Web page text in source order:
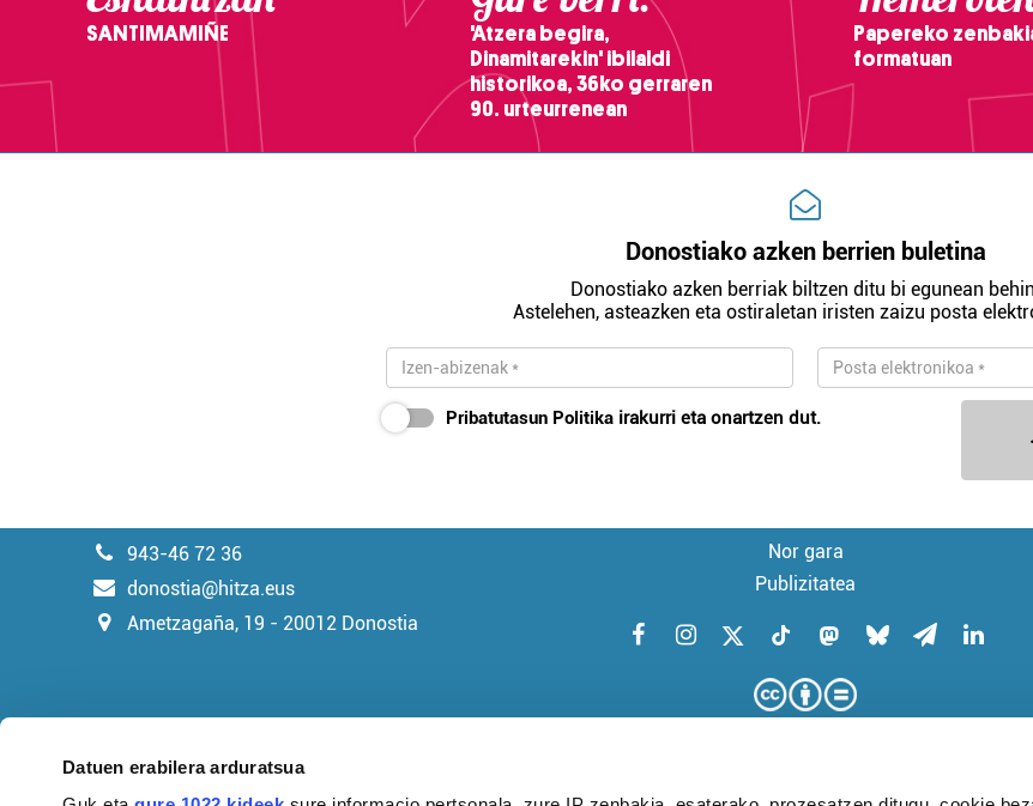
Datuen erabilera arduratsua
SANTIMAMIÑE
'Atzera begira,
Dinamitarekin' ibilaldi
historikoa, 36ko gerraren
90. urteurrenean
Papereko
formatuan
Donostiako azken berrien buletina
Donostiako azken berriak biltzen ditu bi egunean
Astelehen, asteazken eta ostiraletan iristen zaizu posta
Pribatutasun Politika irakurri eta onartzen dut.
943-46 72 36
donostia@hitza.eus
Ametzagaña, 19 - 20012 Donostia
Nor gara
Publizitatea